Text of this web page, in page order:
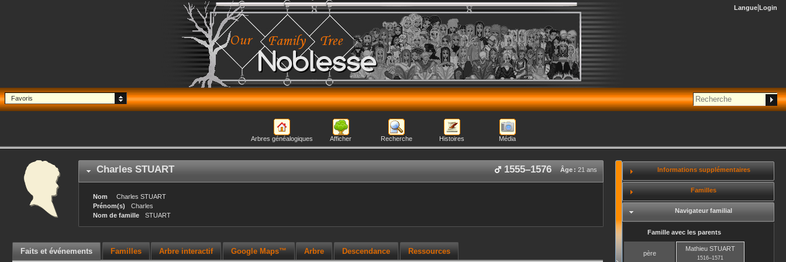
Noblesse
Langue Login
Favoris
Arbres généalogiques Afficher Recherche Histoires Média
Charles STUART Âge : 21 ans
1555–1576
Nom Charles STUART
Prénom(s)
Charles
Nom de famille
STUART
Faits et événements Familles Arbre interactif Google Maps™ Arbre Descendance Ressources
Informations supplémentaires
Familles
Navigateur familial
Famille avec les parents
père
Mathieu STUART
1516–1571